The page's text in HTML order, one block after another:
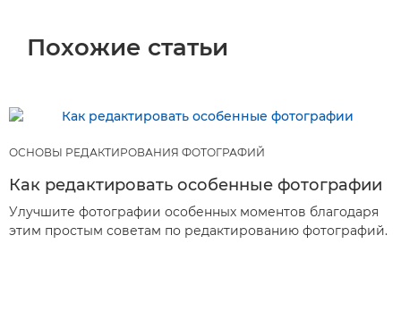
Похожие статьи
ОСНОВЫ РЕДАКТИРОВАНИЯ ФОТОГРАФИЙ
Как редактировать особенные фотографии
Улучшите фотографии особенных моментов благодаря
этим простым советам по редактированию фотографий.